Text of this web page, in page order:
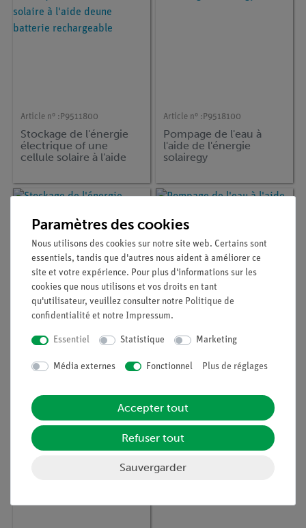
Article n° : P9511800
Stockage de l'énergie
électrique of une
cellule solaire à l'aide
rechargeable
Article n° : P9518100
Pompage de l'eau à
l'aide de l'énergie
solairegy
Article n° : P9515600
éolienne à l'aide d'un
accumulateur
Article n° : P9518200
l'aide de l'énergie
Paramètres des cookies
Nous utilisons des cookies sur notre site web. Certains sont
essentiels, tandis que d'autres nous aident à améliorer ce
site et votre expérience. Pour plus d'informations sur les
cookies que nous utilisons et vos droits en tant
qu'utilisateur, veuillez consulter notre Politique de
confidentialité et notre Impressum.
Essentiel Statistique Marketing
Média externes Fonctionnel Plus de réglages
Accepter tout
Refuser tout
Sauvergarder